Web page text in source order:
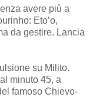
avere più a
Eto’o,
da gestire. Lancia
su Milito.
minuto 45, a
famoso Chievo-